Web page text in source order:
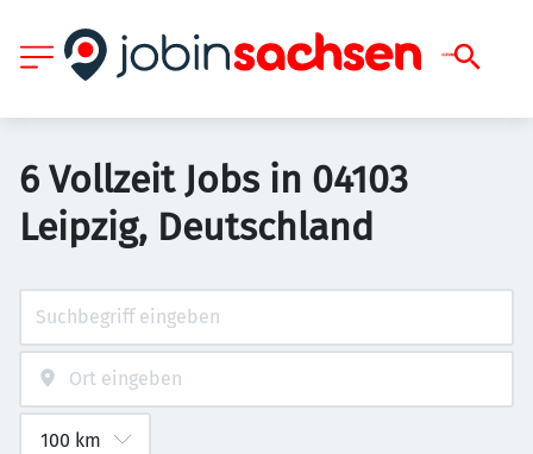
6 Vollzeit Jobs in 04103
Leipzig, Deutschland